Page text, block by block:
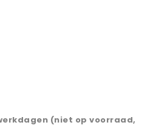
(niet op voorraad,